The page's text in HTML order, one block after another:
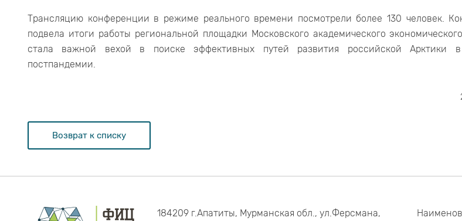
Трансляцию конференции в режиме реального времени посмотрели более 130 человек.
подвела итоги работы региональной площадки Московского академического
стала важной вехой в поиске эффективных путей развития российской Арктики в
постпандемии.
Возврат к списку
184209 г.Апатиты, Мурманская обл., ул.Ферсмана,